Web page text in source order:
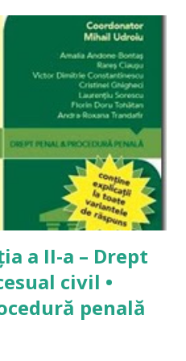
răspunsuri. A se citi și
la INM 1. Cum să noile
la INM 2014? Iată
ce în ce mai des pe acest
pentru oricine care are în
de admitere în profesie și,
lipsește intrumentul
doctrina. Problema
a II-a – Drept
civil •
penală